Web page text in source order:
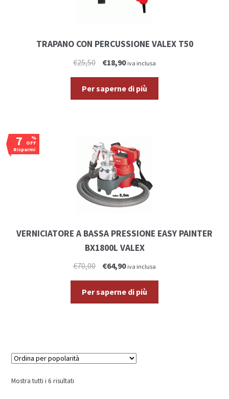
TRAPANO CON PERCUSSIONE VALEX T50
€25,50 €18,90 iva inclusa
Per saperne di più
VERNICIATORE A BASSA PRESSIONE EASY PAINTER
BX1800L VALEX
7 %
OFF
Risparmi
€5,10
€70,00 €64,90 iva inclusa
Per saperne di più
Mostra tutti i 6 risultati